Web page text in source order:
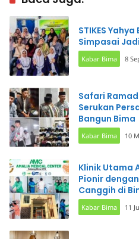
STIKES
Simpasai
Kabar Bima 8
Safari
Serukan
Bangun Bima
Kabar Bima 10
Klinik Utama
Pionir
Canggih di
Kabar Bima 11